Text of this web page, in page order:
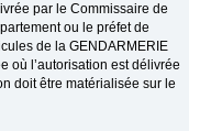
par le Commissaire de
ou le préfet de
de la GENDARMERIE
où l’autorisation est délivrée
doit être matérialisée sur le